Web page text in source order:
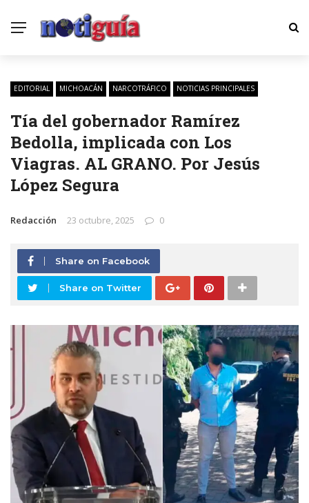
EDITORIAL MICHOACÁN NARCOTRÁFICO NOTICIAS PRINCIPALES
Tía del gobernador Ramírez
Bedolla, implicada con Los
Viagras. AL GRANO. Por Jesús
López Segura
Redacción 23 octubre, 2025 0
Share on Facebook
Share on Twitter